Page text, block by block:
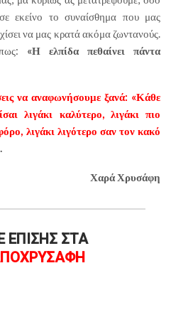
εκείνο το συναίσθημα που μας
να μας κρατά ακόμα ζωντανούς.
«Η ελπίδα πεθαίνει πάντα
να αναφωνήσουμε ξανά: «Κάθε
λιγάκι καλύτερο, λιγάκι πιο
λιγάκι λιγότερο σαν τον κακό
Χαρά Χρυσάφη
ΕΠΙΣΗΣ ΣΤΑ